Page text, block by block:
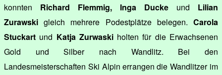
konnten Richard Flemmig, Inga Ducke und Lilian
Zurawski gleich mehrere Podestplätze belegen. Carola
Stuckart und Katja Zurwaskiholten für die Erwachsenen
Gold und Silber nach Wandlitz. Bei den
Landesmeisterschaften Ski Alpin errangen die Wandlitzer im